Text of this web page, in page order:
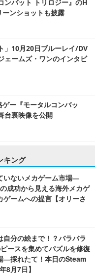
ンバット トリロジー』のH
ンショットも披露
」10月20日ブルーレイ/DV
ェームズ・ワンのインタビ
ー『モータルコンバッ
台裏映像を公開
キング
いないメカゲーム市場―
成功から見える海外メカゲ
ゲームへの提言【オリーさ
自分の絵まで！？バラバラ
ースを集めてパズルを修復
―採れたて！本日のSteam
8月7日】